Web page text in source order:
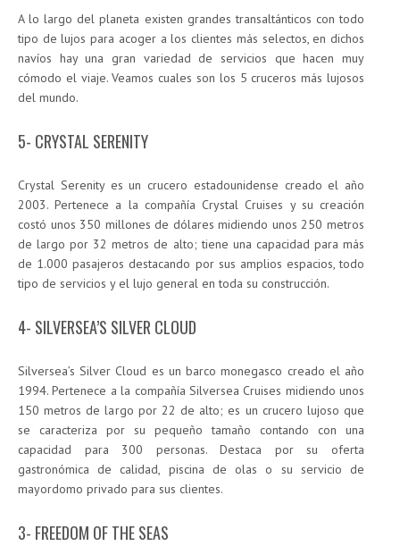
A lo largo del planeta existen grandes transaltánticos con todo
tipo de lujos para acoger a los clientes más selectos, en dichos
navíos hay una gran variedad de servicios que hacen muy
cómodo el viaje. Veamos cuales son los 5 cruceros más lujosos
del mundo.
5- CRYSTAL SERENITY
Crystal Serenity es un crucero estadounidense creado el año
2003. Pertenece a la compañía Crystal Cruises y su creación
costó unos 350 millones de dólares midiendo unos 250 metros
de largo por 32 metros de alto; tiene una capacidad para más
de 1.000 pasajeros destacando por sus amplios espacios, todo
tipo de servicios y el lujo general en toda su construcción.
4- SILVERSEA’S SILVER CLOUD
Silversea’s Silver Cloud es un barco monegasco creado el año
1994. Pertenece a la compañía Silversea Cruises midiendo unos
150 metros de largo por 22 de alto; es un crucero lujoso que
se caracteriza por su pequeño tamaño contando con una
capacidad para 300 personas. Destaca por su oferta
gastronómica de calidad, piscina de olas o su servicio de
mayordomo privado para sus clientes.
3- FREEDOM OF THE SEAS